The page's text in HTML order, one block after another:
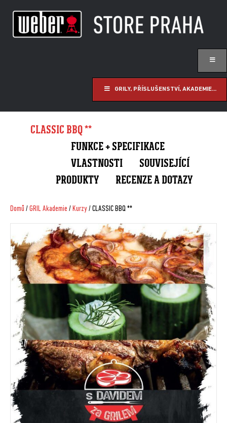
GRILY, PŘÍSLUŠENSTVÍ, AKADEMIE...
CLASSIC BBQ **
FUNKCE + SPECIFIKACE
VLASTNOSTI
SOUVISEJÍCÍ
PRODUKTY
RECENZE A DOTAZY
Domů /GRIL Akademie / Kurzy/ CLASSIC BBQ **